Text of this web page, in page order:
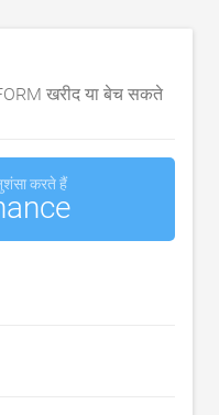
खरीद या बेच सकते
करते हैं